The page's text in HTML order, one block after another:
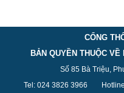
CỔNG
BẢN QUYỀN THUỘC
Số 85 Bà Triệu,
Tel: 024 3826 3966